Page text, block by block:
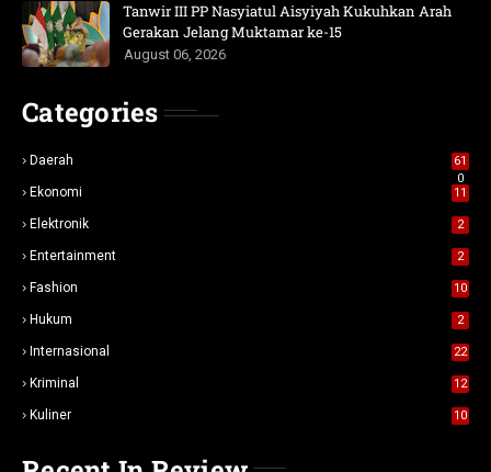
Tanwir III PP Nasyiatul Aisyiyah Kukuhkan Arah
Gerakan Jelang Muktamar ke-15
August 06, 2026
Categories
Daerah
61
0
Ekonomi 11
Elektronik 2
Entertainment 2
Fashion 10
Hukum 2
Internasional 22
Kriminal 12
Kuliner 10